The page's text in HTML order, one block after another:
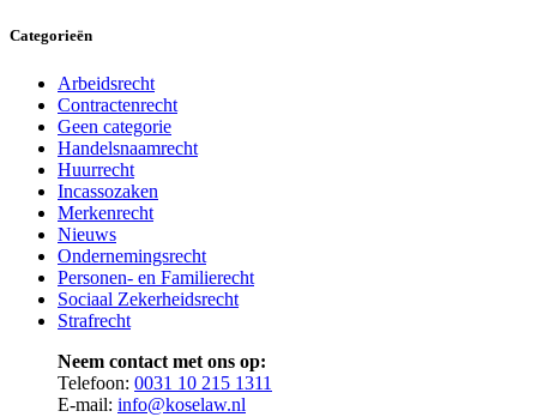
Categorieën
Arbeidsrecht
Contractenrecht
Geen categorie
Handelsnaamrecht
Huurrecht
Incassozaken
Merkenrecht
Nieuws
Ondernemingsrecht
Personen- en Familierecht
Sociaal Zekerheidsrecht
Strafrecht
Neem contact met ons op:
Telefoon: 0031 10 215 1311
E-mail: info@koselaw.nl